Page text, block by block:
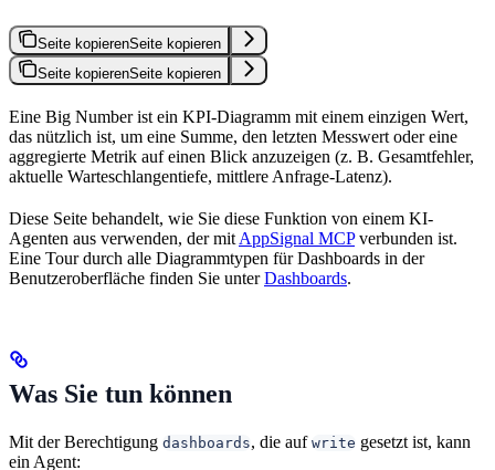
Seite kopierenSeite kopieren
Seite kopierenSeite kopieren
Eine Big Number ist ein KPI-Diagramm mit einem einzigen Wert,
das nützlich ist, um eine Summe, den letzten Messwert oder eine
aggregierte Metrik auf einen Blick anzuzeigen (z. B. Gesamtfehler,
aktuelle Warteschlangentiefe, mittlere Anfrage-Latenz).
Diese Seite behandelt, wie Sie diese Funktion von einem KI-
Agenten aus verwenden, der mit AppSignal MCPverbunden ist.
Eine Tour durch alle Diagrammtypen für Dashboards in der
Benutzeroberfläche finden Sie unterDashboards.
Was Sie tun können
Mit der Berechtigung dashboards, die auf write gesetzt ist, kann
ein Agent: